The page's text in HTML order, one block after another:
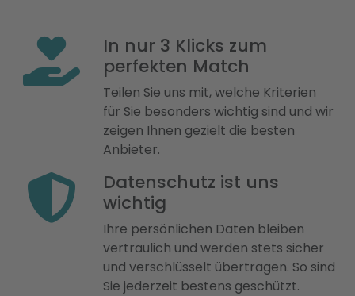
In nur 3 Klicks zum
perfekten Match
Teilen Sie uns mit, welche Kriterien
für Sie besonders wichtig sind und wir
zeigen Ihnen gezielt die besten
Anbieter.
Datenschutz ist uns
wichtig
Ihre persönlichen Daten bleiben
vertraulich und werden stets sicher
und verschlüsselt übertragen. So sind
Sie jederzeit bestens geschützt.